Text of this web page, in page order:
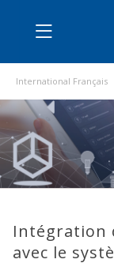
International Français
Intégration
avec le